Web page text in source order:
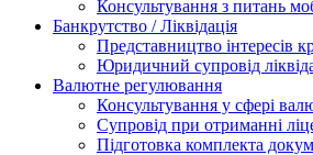
Консультування з питань
Банкрутство / Ліквідація
Представництво інтересів
Юридичний супровід
Валютне регулювання
Консультування у сфері
Супровід при отриманні
Підготовка комплекта